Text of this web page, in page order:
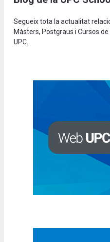
Segueix tota la actualitat
Màsters, Postgraus i Cursos
UPC.